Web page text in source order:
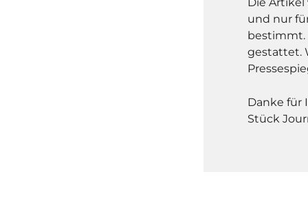
und nur
bestimmt.
gestattet.
Danke für
Stück